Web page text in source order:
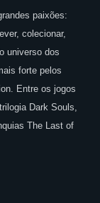
paixões:
colecionar,
universo dos
forte pelos
Entre os jogos
Dark Souls,
The Last of